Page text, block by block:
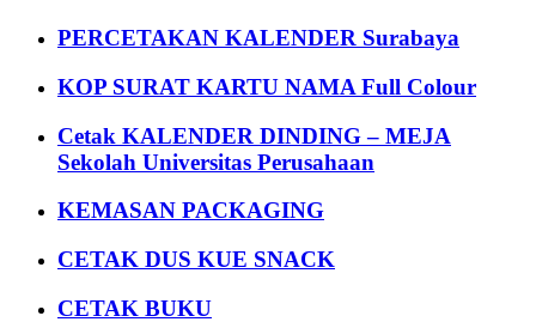
PERCETAKAN KALENDER Surabaya
KOP SURAT KARTU NAMA Full Colour
Cetak KALENDER DINDING – MEJA
Sekolah Universitas Perusahaan
KEMASAN PACKAGING
CETAK DUS KUE SNACK
CETAK BUKU